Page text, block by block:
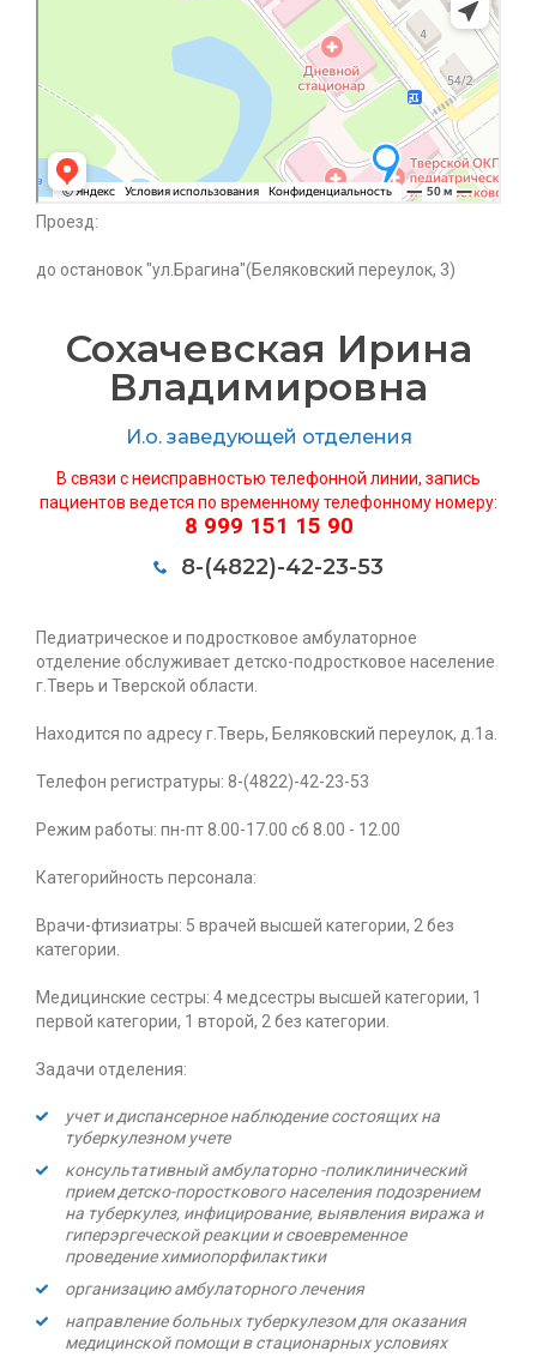
Проезд:
до остановок "ул.Брагина"(Беляковский переулок, 3)
Сохачевская Ирина
Владимировна
И.о. заведующей отделения
В связи с неисправностью телефонной линии, запись
пациентов ведется по временному телефонному номеру:
8 999 151 15 90
8-(4822)-42-23-53
Педиатрическое и подростковое амбулаторное
отделение обслуживает детско-подростковое население
г.Тверь и Тверской области.
Находится по адресу г.Тверь, Беляковский переулок, д.1а.
Телефон регистратуры: 8-(4822)-42-23-53
Режим работы: пн-пт 8.00-17.00 сб 8.00 - 12.00
Категорийность персонала:
Врачи-фтизиатры: 5 врачей высшей категории, 2 без
категории.
Медицинские сестры: 4 медсестры высшей категории, 1
первой категории, 1 второй, 2 без категории.
Задачи отделения:
учет и диспансерное наблюдение состоящих на
туберкулезном учете
консультативный амбулаторно -поликлинический
прием детско-поросткового населения подозрением
на туберкулез, инфицирование, выявления виража и
гиперэргеческой реакции и своевременное
проведение химиопорфилактики
организацию амбулаторного лечения
направление больных туберкулезом для оказания
медицинской помощи в стационарных условиях